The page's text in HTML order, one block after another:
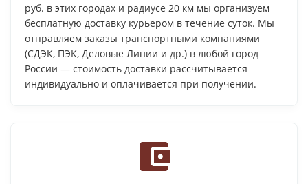
руб. в этих городах и радиусе 20 км мы организуем
бесплатную доставку курьером в течение суток. Мы
отправляем заказы транспортными компаниями
(СДЭК, ПЭК, Деловые Линии и др.) в любой город
России — стоимость доставки рассчитывается
индивидуально и оплачивается при получении.